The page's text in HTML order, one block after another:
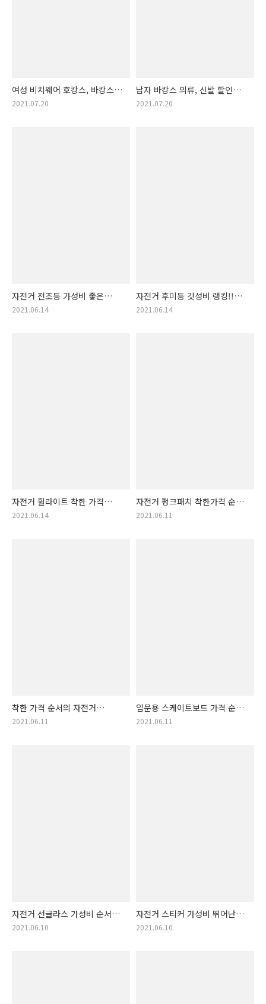
여성 비치웨어 호캉스, 바캉스
용품 리스트 추천
2021.07.20
남자 바캉스 의류, 신발 할인
행사 알림!
2021.07.20
자전거 전조등 가성비 좋은
물건 추천 목록! 자전거전조등
2021.06.14
자전거 후미등 갓성비 랭킹!!
자전거후미등 제품 모음zip!!
2021.06.14
자전거 휠라이트 착한 가격
제품 리스트 소개.
2021.06.14
자전거 펑크패치 착한가격 순서
추천 랭킹. 자전거펑크패치 랭킹
2021.06.11
착한 가격 순서의 자전거
수리키트 목록표.
2021.06.11
입문용 스케이트보드 가격 순위
리스트 알림!! 입문
2021.06.11
자전거 선글라스 가성비 순서
상품! 자전거선글라스 가격
2021.06.10
자전거 스티커 가성비 뛰어난
추천 상품 목록! 자전거스티커
2021.06.10